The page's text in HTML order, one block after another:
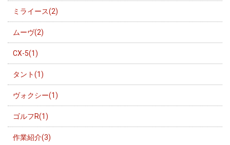
ミライース(2)
ムーヴ(2)
CX-5(1)
タント(1)
ヴォクシー(1)
ゴルフR(1)
作業紹介(3)